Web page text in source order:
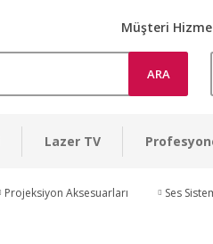
Müşteri
ARA
Lazer TV
Projeksiyon Aksesuarları Ses